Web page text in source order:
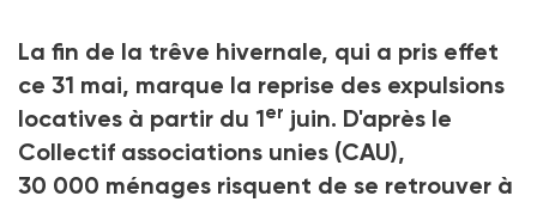
La fin de la trêve hivernale, qui a pris effet
ce 31 mai, marque la reprise des expulsions
locatives à partir du 1er juin. D'après le
Collectif associations unies (CAU),
30 000 ménages risquent de se retrouver à